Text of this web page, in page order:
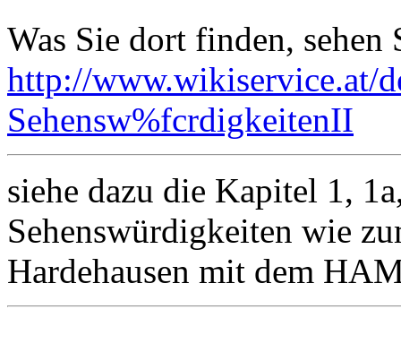
Was Sie dort finden,
http://www.wikiservice.at/
Sehensw%fcrdigkeitenII
siehe dazu die Kapitel 1,
Sehenswürdigkeiten wie
Hardehausen mit dem